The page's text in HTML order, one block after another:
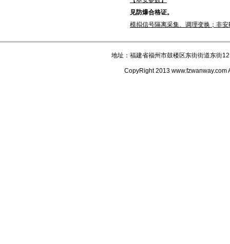
见防爆合格证。
模拟信号隔离采集、调理变换；非
地址：福建省福州市鼓楼区东街街道东街
CopyRight 2013 www.fzwanway.com